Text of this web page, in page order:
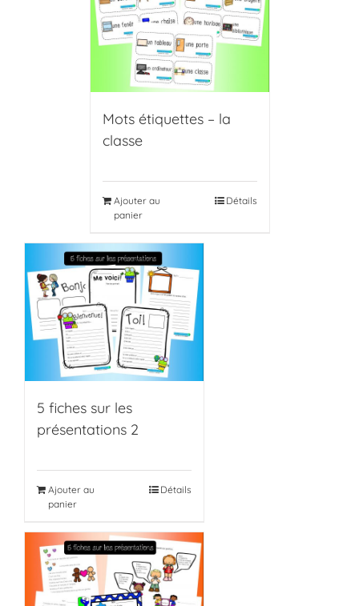
Mots étiquettes – la
classe
Ajouter au
panier
Détails
5 fiches sur les
présentations 2
Ajouter au
panier
Détails